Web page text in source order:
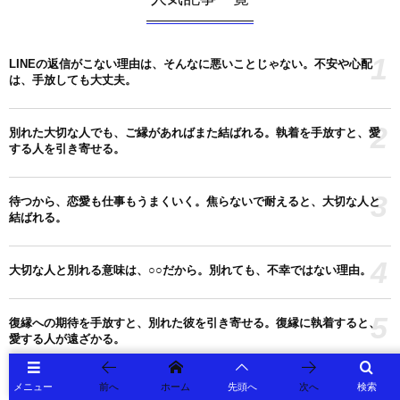
LINEの返信がこない理由は、そんなに悪いことじゃない。不安や心配
は、手放しても大丈夫。
1
別れた大切な人でも、ご縁があればまた結ばれる。執着を手放すと、愛
する人を引き寄せる。
2
待つから、恋愛も仕事もうまくいく。焦らないで耐えると、大切な人と
結ばれる。
3
大切な人と別れる意味は、○○だから。別れても、不幸ではない理由。 4
復縁への期待を手放すと、別れた彼を引き寄せる。復縁に執着すると、
愛する人が遠ざかる。
5
ご縁があれば、大切な人と結ばれる。焦らない心が、出会いを引き寄せ
メニュー 検索
前へ ホーム 先頭へ 次へ